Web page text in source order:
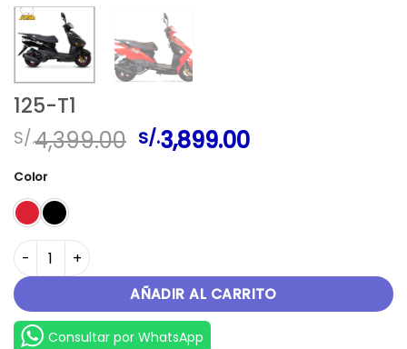
125-T1
S/.4,399.00 El
precio
S/.3,899.00El
Color
125-T1 cantidad
AÑADIR AL CARRITO
Consultar por WhatsApp